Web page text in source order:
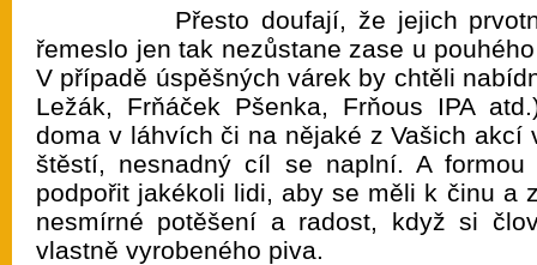
Přesto doufají, že jejich prvotní
řemeslo jen tak nezůstane zase u
V případě úspěšných várek by chtěli
Ležák, Frňáček Pšenka, Frňous IPA
doma v láhvích či na nějaké z Vašich akcí
štěstí, nesnadný cíl se naplní. A
podpořit jakékoli lidi, aby se měli k činu a
nesmírné potěšení a radost, když si
vlastně vyrobeného piva.